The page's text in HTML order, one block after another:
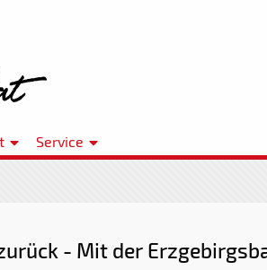
Service
- Mit der